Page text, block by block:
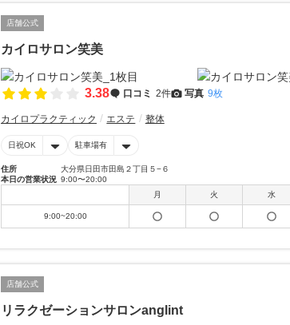
店舗公式
カイロサロン笑美
3.38 口コミ 2件 写真 9枚
カイロプラクティック エステ 整体
日祝OK 駐車場有
住所
大分県日田市田島２丁目５−６
本日の営業状況 9:00〜20:00
月
火 水
9:00~20:00
店舗公式
リラクゼーションサロンanglint